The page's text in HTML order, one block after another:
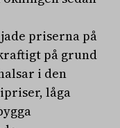
priserna på
på grund
i den
låga